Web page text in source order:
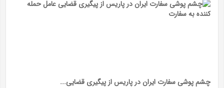
چشم پوشی سفارت ایران در پاریس از پیگیری قضایی...